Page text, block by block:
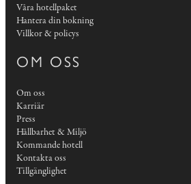
Våra hotellpaket
Hantera din bokning
Villkor & policys
OM OSS
Om oss
Karriär
Press
Hållbarhet & Miljö
Kommande hotell
Kontakta oss
Tillgänglighet